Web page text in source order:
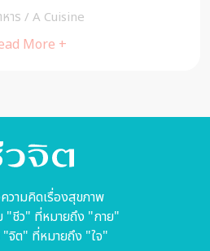
าร / A Cuisine
More +
วามคิดเรื่องสุขภาพ
"ชีว" ที่หมายถึง "กาย"
"จิต" ที่หมายถึง "ใจ"